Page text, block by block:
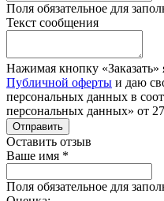
Поля обязательное для
Текст сообщения
Нажимая кнопку
Публичной оферты и даю
персональных данных в
персональных данных» от
Отправить
Оставить отзыв
Ваше имя *
Поля обязательное для